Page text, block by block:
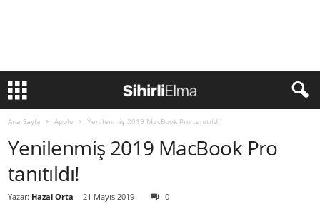
Ana Sayfa Apple Yenilenmiş 2019 MacBook Pro tanıtıldı!
Yenilenmiş 2019 MacBook Pro
tanıtıldı!
Yazar: Hazal Orta - 21 Mayıs 2019 0